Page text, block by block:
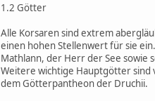
1.2 Götter
Alle Korsaren sind extrem
einen hohen Stellenwert für sie
Mathlann, der Herr der See sowie
Weitere wichtige Hauptgötter sind
dem Götterpantheon der Druchii.